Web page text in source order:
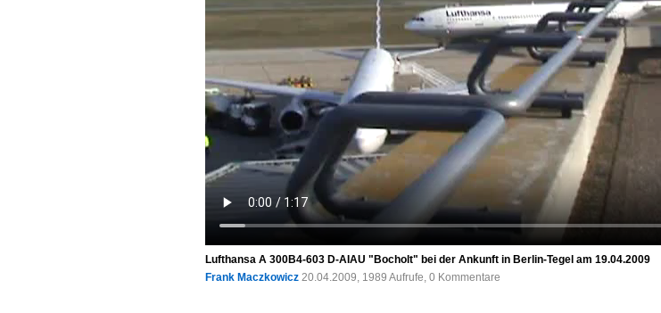
Lufthansa A 300B4-603 D-AIAU "Bocholt" bei der Ankunft in Berlin-Tegel am 19.04.2009
Frank Maczkowicz 20.04.2009, 1989 Aufrufe, 0 Kommentare